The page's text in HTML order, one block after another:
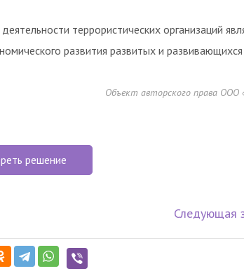
террористических организаций
развития развитых и развивающихся
Объект авторского права ООО
решение
Следующая